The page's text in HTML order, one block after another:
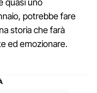
quasi uno
potrebbe fare
storia che farà
ed emozionare.